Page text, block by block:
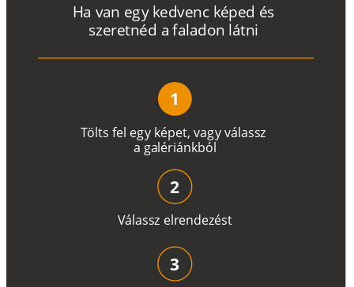
Tölts fel egy képet, vagyválassz
a galériánkból
Ha van egy kedvenc képed és
szeretnéd a faladon látni
1
Válassz elrendezést
2
3